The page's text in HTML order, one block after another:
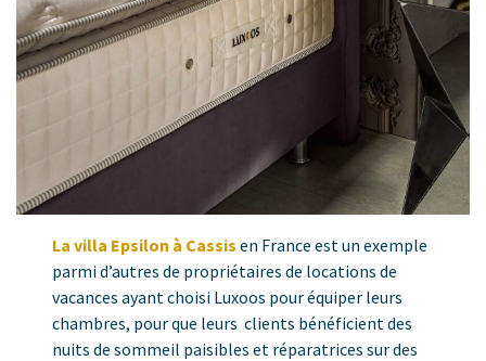
La villa Epsilon à Cassis en France est un exemple
parmi d’autres de propriétaires de locations de
vacances ayant choisi Luxoos pour équiper leurs
chambres, pour que leurs clients bénéficient des
nuits de sommeil paisibles et réparatrices sur des